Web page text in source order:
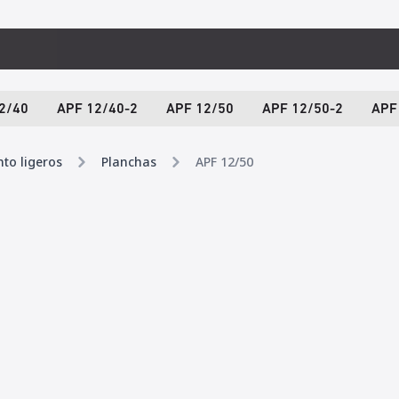
40 APF 12/40-2 APF 12/50 APF 12/50-2
ligeros Planchas APF 12/50